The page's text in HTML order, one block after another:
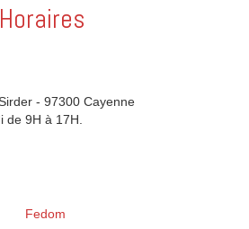
- 97300 Cayenne
de 9H à 17H.
Fedom